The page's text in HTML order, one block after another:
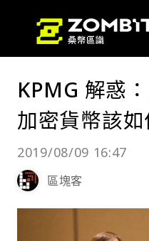
KPMG 解惑
加密貨幣該
2019/08/09 16:47
區塊客